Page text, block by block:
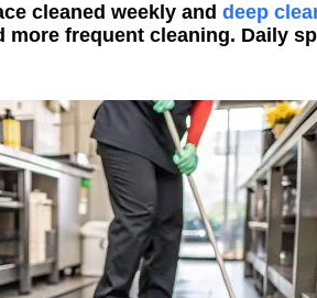
cleaned weekly anddeep
more frequent cleaning. Daily